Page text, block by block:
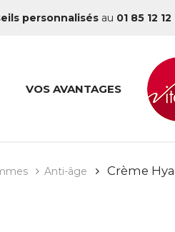
personnalisés au 01 85 12 12
VOS AVANTAGES
Anti-âge Crème